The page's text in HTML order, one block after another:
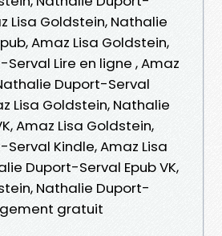
Lisa Goldstein, Nathalie
Amaz Lisa Goldstein,
Lire en ligne , Amaz
Duport-Serval
Lisa Goldstein, Nathalie
Amaz Lisa Goldstein,
Kindle, Amaz Lisa
Duport-Serval Epub VK,
Nathalie Duport-
gratuit